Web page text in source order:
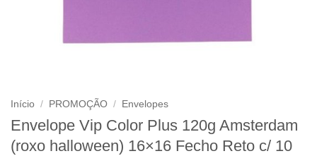
Início / PROMOÇÃO / Envelopes
Envelope Vip Color Plus 120g Amsterdam
(roxo halloween) 16×16 Fecho Reto c/ 10